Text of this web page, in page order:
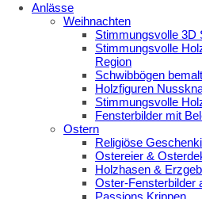
Anlässe
Weihnachten
Stimmungsvolle 3D
Stimmungsvolle
Region
Schwibbögen bemalt
Holzfiguren
Stimmungsvolle
Fensterbilder mit
Ostern
Religiöse
Ostereier &
Holzhasen &
Oster-Fensterbilder
Passions Krippen